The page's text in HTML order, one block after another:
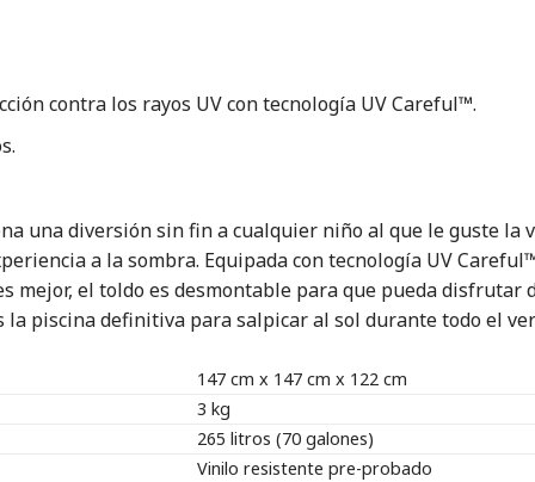
contra los rayos UV con tecnología UV Careful™.
una diversión sin fin a cualquier niño al que le guste la
a la sombra. Equipada con tecnología UV
mejor, el toldo es desmontable para que pueda
la piscina definitiva para salpicar al sol durante todo el
147 cm x 147 cm x 122 cm
3 kg
265 litros (70 galones)
Vinilo resistente pre-probado